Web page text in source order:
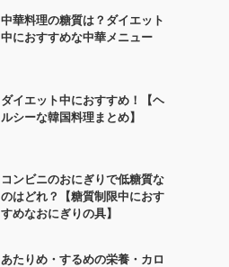
中華料理の糖質は？ダイエット
中におすすめな中華メニュー
ダイエット中におすすめ！【ヘ
ルシーな韓国料理まとめ】
コンビニのおにぎりで低糖質な
のはどれ？【糖質制限中におす
すめなおにぎりの具】
あたりめ・するめの栄養・カロ